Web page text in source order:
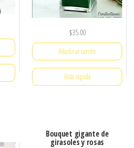
$35.00
Añadir al carrito
Vista rápida
Bouquet gigante de
girasoles y rosas